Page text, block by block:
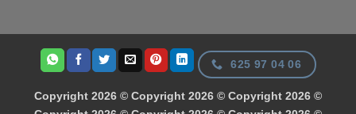
625 97 04 06
Copyright 2026 © Copyright 2026 © Copyright 2026 ©